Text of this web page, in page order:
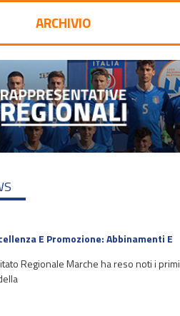
ARCHIVIO
E Promozione: Abbinamenti E
Regionale Marche ha reso noti i primi